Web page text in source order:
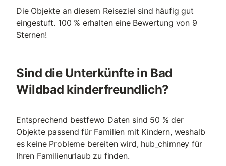
Die Objekte an diesem Reiseziel sind häufig gut
eingestuft. 100 % erhalten eine Bewertung von 9
Sternen!
Sind die Unterkünfte in Bad
Wildbad kinderfreundlich?
Entsprechend bestfewo Daten sind 50 % der
Objekte passend für Familien mit Kindern, weshalb
es keine Probleme bereiten wird, hub_chimney für
Ihren Familienurlaub zu finden.